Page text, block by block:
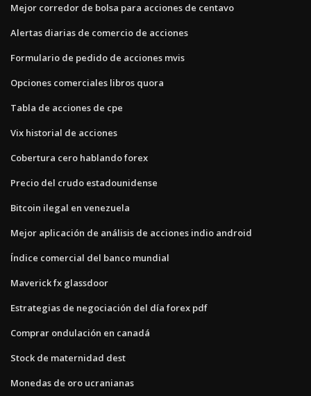
Mejor corredor de bolsa para acciones de centavo
Alertas diarias de comercio de acciones
Formulario de pedido de acciones mvis
Opciones comerciales libros quora
Tabla de acciones de cpe
Vix historial de acciones
Cobertura cero hablando forex
Precio del crudo estadounidense
Bitcoin ilegal en venezuela
Mejor aplicación de análisis de acciones indio android
Índice comercial del banco mundial
Maverick fx glassdoor
Estrategias de negociación del día forex pdf
Comprar ondulación en canadá
Stock de maternidad dest
Monedas de oro ucranianas